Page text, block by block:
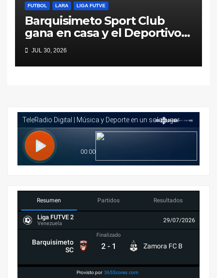
FUTBOL LARA LIGA FUTVE
Barquisimeto Sport Club
gana en casa y el Deportivo
Lara pierde en la carretera
JUL 30, 2026
Resumen Partidos Resultados
Liga FUTVE 2
Venezuela 29/07/2026
Barquisimeto
SC
Finalizado
2 - 1 Zamora FC B
Provisto por 365Scores.com